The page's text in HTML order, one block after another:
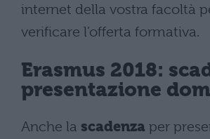
internet della vostra facoltà
verificare l’offerta formativa.
Erasmus 2018:
presentazione
Anche la scadenza per